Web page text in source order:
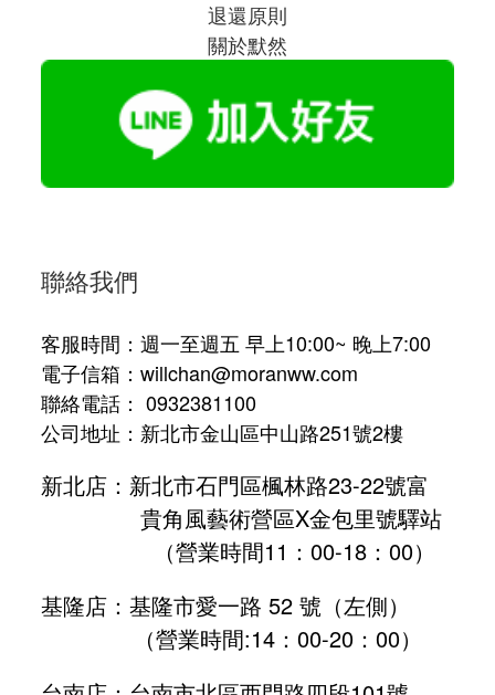
退還原則
關於默然
聯絡我們
客服時間：週一至週五 早上10:00~ 晚上7:00
電子信箱：willchan@moranww.com
聯絡電話： 0932381100
公司地址：新北市金山區中山路251號2樓
新北店：新北市石門區楓林路23-22號富
貴角風藝術營區X金包里號驛站
（營業時間11：00-18：00）
基隆店：基隆市愛一路 52 號（左側）
（營業時間:14：00-20：00）